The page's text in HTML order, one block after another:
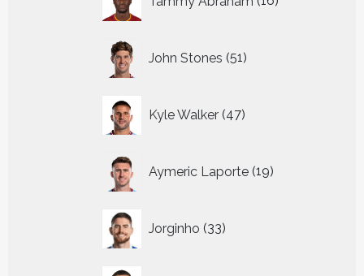
producten
John Stones 51
producten
Kyle Walker 47
producten
Aymeric Laporte 19
producten
Jorginho 33
producten